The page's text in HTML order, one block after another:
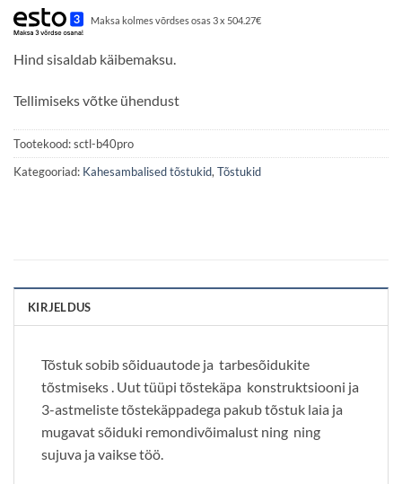
oli:
1798,00 €.
on:
Maksa kolmes võrdses osas 3 x 504.27€
Hind sisaldab käibemaksu.
Tellimiseks võtke ühendust
Tootekood:sctl-b40pro
Kategooriad: Kahesambalised tõstukid,Tõstukid
KIRJELDUS
Tõstuk sobib sõiduautode ja tarbesõidukite
tõstmiseks . Uut tüüpi tõstekäpa konstruktsiooni ja
3-astmeliste tõstekäppadega pakub tõstuk laia ja
mugavat sõiduki remondivõimalust ning ning
sujuva ja vaikse töö.